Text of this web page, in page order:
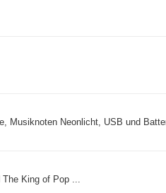
Musiknoten Neonlicht, USB und
King of Pop ...